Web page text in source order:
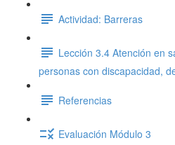
Actividad: Barreras
Lección 3.4 Atención en
personas con discapacidad,
Referencias
Evaluación Módulo 3